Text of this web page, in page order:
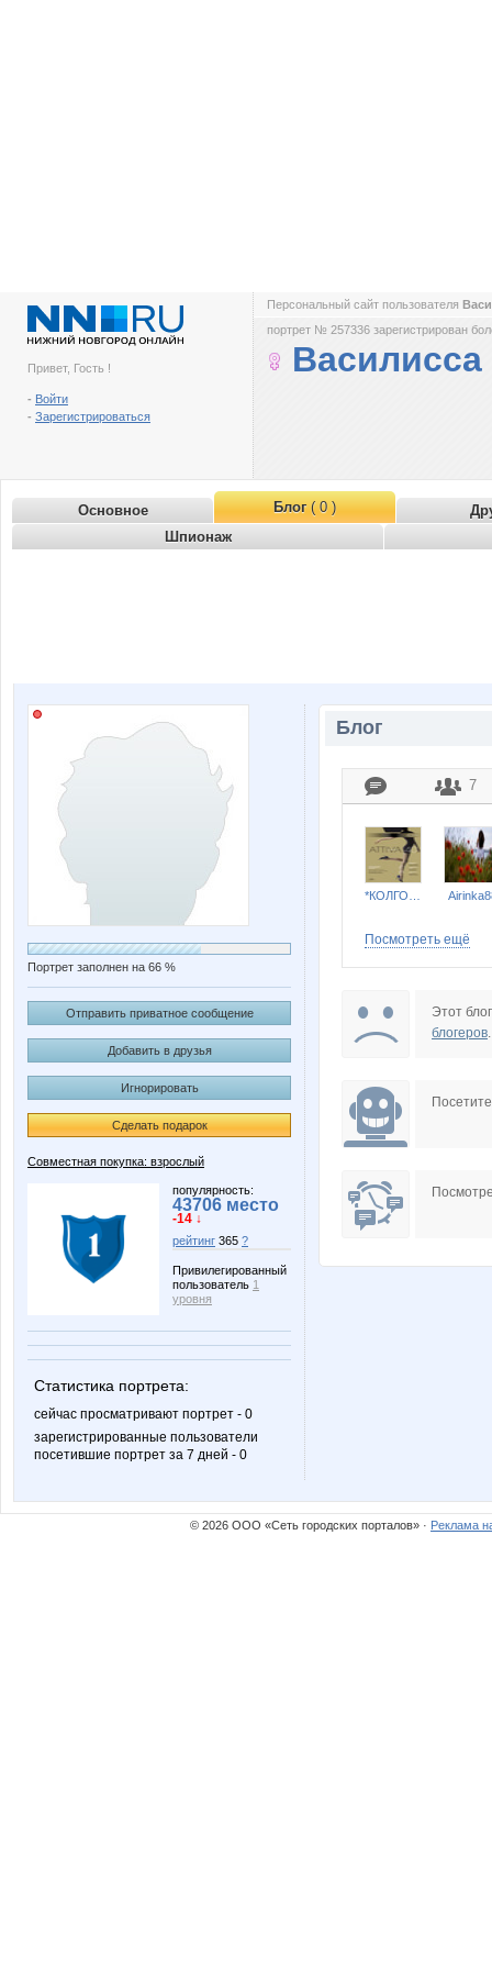
Привет, Гость !
- Войти
- Зарегистрироваться
Персональный сайт пользователя
портрет № 257336 зарегистрирован
Василисса
Основное Блог( 0 )
Шпионаж
Портрет заполнен на 66 %
Отправить приватное сообщение
Добавить в друзья
Игнорировать
Сделать подарок
Совместная покупка: взрослый
популярность:
43706 место
-14 ↓
рейтинг 365 ?
Привилегированный
пользователь 1
уровня
Статистика портрета:
сейчас просматривают портрет - 0
зарегистрированные пользователи
посетившие портрет за 7 дней - 0
Блог
7
Panfa!
n@t@li_a бэста
Посмотреть ещё
Этот
блогеров.
© 2026 ООО «Сеть городских порталов» · Реклама